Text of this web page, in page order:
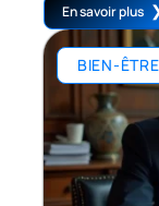
En savoir plus
BIEN-ÊTRE